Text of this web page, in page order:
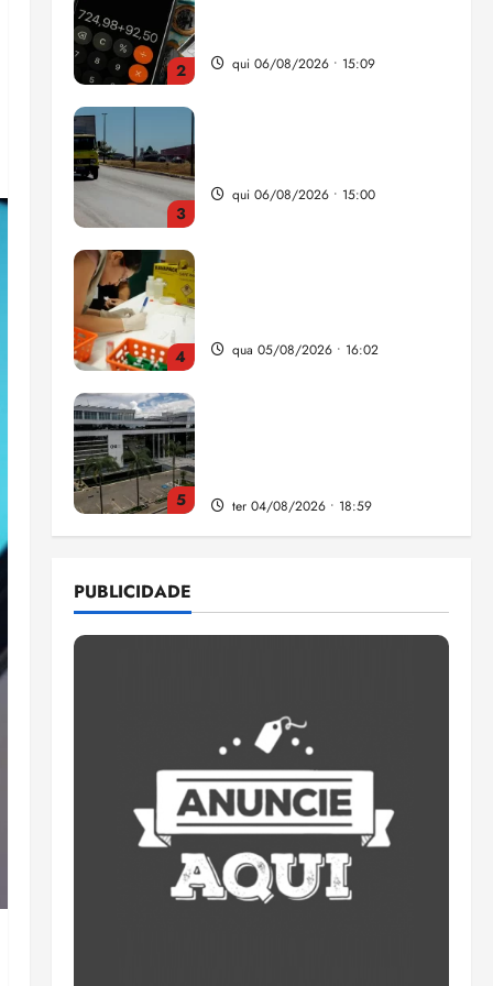
2 qui 06/08/2026 • 15:09
3
qui 06/08/2026 • 15:00
4 qua 05/08/2026 • 16:02
5 ter 04/08/2026 • 18:59
participação
qui 06/08/2026 • 15:18
2
da renda é comprometida
com dívidas
qui 06/08/2026 • 15:09
Entenda o que muda com a
nova Lei do Frete
qui 06/08/2026 • 15:00
PUBLICIDADE